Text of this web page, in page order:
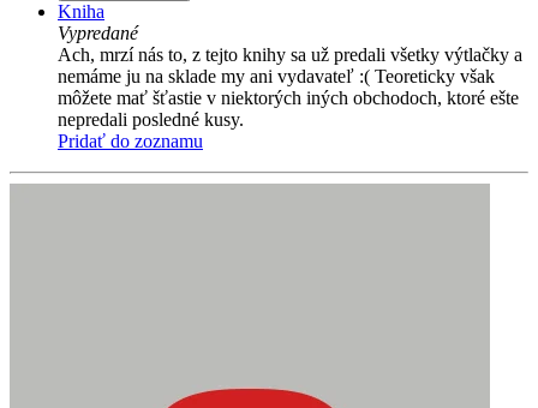
Kniha
Vypredané
Ach, mrzí nás to, z tejto knihy sa už predali všetky výtlačky a
nemáme ju na sklade my ani vydavateľ :( Teoreticky však
môžete mať šťastie v niektorých iných obchodoch, ktoré ešte
nepredali posledné kusy.
Pridať do zoznamu